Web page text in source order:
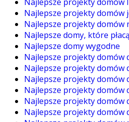
Najlepsze projekty domów
Najlepsze projekty domów
Najlepsze domy, które
Najlepsze domy wygodne
Najlepsze projekty domów
Najlepsze projekty domów
Najlepsze projekty domów
Najlepsze projekty domów
Najlepsze projekty domów
Najlepsze projekty domów